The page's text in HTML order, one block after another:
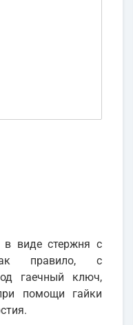
в виде стержня с
правило, с
гаечный ключ,
помощи гайки